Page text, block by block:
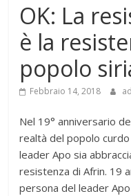
OK: La
è la
popolo
Febbraio 14, 2018
Nel 19° anniversario
realtà del popolo
leader Apo sia
resistenza di Afrin. 19
persona del leader